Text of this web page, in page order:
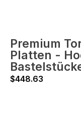
Premium
Platten -
$448.63